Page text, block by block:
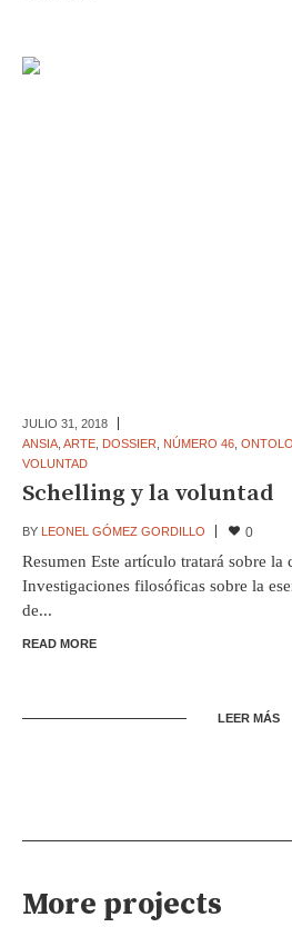
JULIO 31, 2018
ANSIA, ARTE, DOSSIER NÚMERO 46,
VOLUNTAD
Schelling y la voluntad
BY LEONEL GÓMEZ GORDILLO 0
Resumen Este artículo tratará sobre
Investigaciones filosóficas sobre la
de...
READ MORE
LEER MÁS
More projects